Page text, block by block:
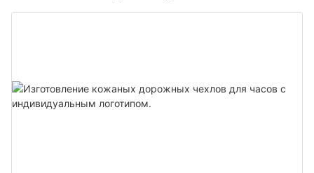
производителя.